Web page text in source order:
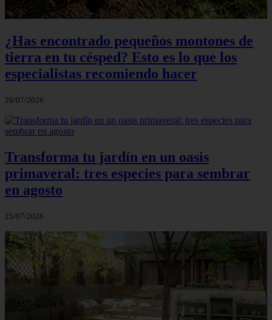
¿Has encontrado pequeños montones de
tierra en tu césped? Esto es lo que los
especialistas recomiendo hacer
26/07/2026
Transforma tu jardín en un oasis
primaveral: tres especies para sembrar
en agosto
25/07/2026